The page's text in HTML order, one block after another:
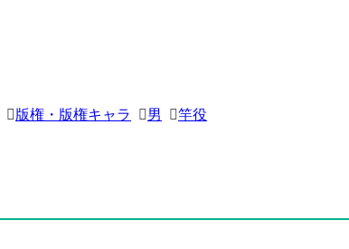
版権・版権キャラ 男 竿役